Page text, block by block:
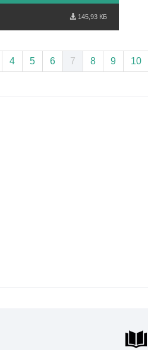
145,93 КБ
4 5 6 7 8 9 10